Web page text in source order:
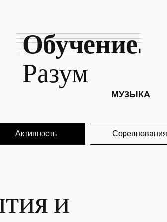
Обучение.
Разум
МУЗЫКА
Активность Соревнования
и